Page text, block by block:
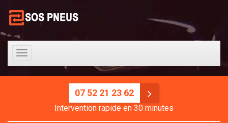
Toggle
navigation
07 52 21 23 62
Intervention rapide en 30 minutes